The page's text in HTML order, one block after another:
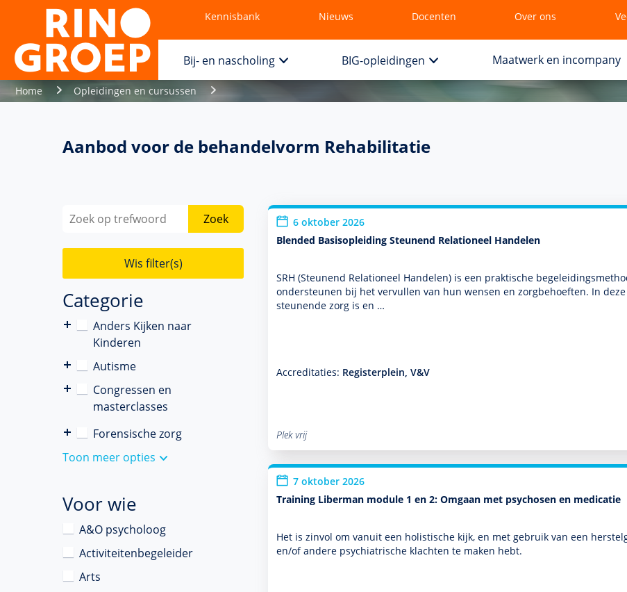
Kennisbank Nieuws Docenten Over ons
Bij- en nascholing BIG-opleidingen Maatwerk en incompany
Home Opleidingen en cursussen
Aanbod voor de behandelvorm Rehabilitatie
Zoek
Wis filter(s)
Categorie
Anders Kijken naar
Kinderen
Autisme
Congressen en
masterclasses
Forensische zorg
Toon meer opties
Voor wie
A&O psycholoog
Activiteitenbegeleider
Arts
6 oktober 2026
Blended Basisopleiding Steunend Relationeel Handelen
SRH (Steunend Relationeel Han­delen) is een prak­tische
onder­steunen bij het vervullen van hun wensen en zorg­behoef­ten. In
steunende zorg is en …
Accreditaties: Registerplein, V&V
Plek vrij
7 oktober 2026
Training Liberman module 1 en 2: Omgaan met psychosen en medicatie
Het is zinvol om vanuit een holistische kijk, en met gebruik van een
en/of andere psychia­trische klachten te maken hebt.